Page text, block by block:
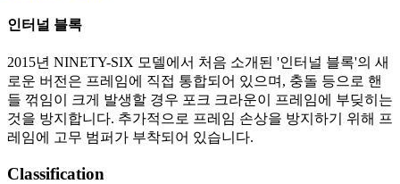
인터널 블록
2015년 NINETY-SIX 모델에서 처음 소개된 '인터널 블록'의 새
로운 버전은 프레임에 직접 통합되어 있으며, 충돌 등으로 핸
들 꺾임이 크게 발생할 경우 포크 크라운이 프레임에 부딪히는
것을 방지합니다. 추가적으로 프레임 손상을 방지하기 위해 프
레임에 고무 범퍼가 부착되어 있습니다.
Classification